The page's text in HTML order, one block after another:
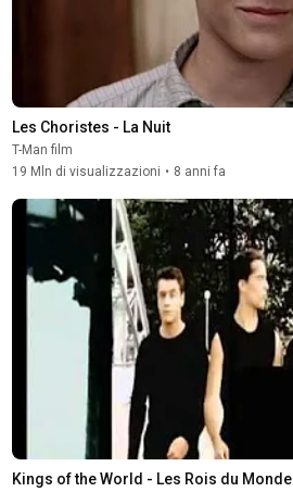
Les Choristes - La Nuit
T-Man film
19 Mln di visualizzazioni • 8 anni fa
Kings of the World - Les Rois du Monde